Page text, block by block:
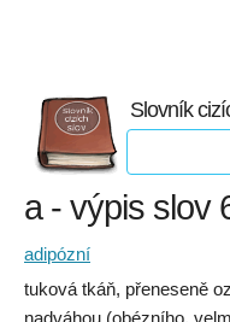
Slovník
a - výpis slov
adipózní
tuková tkáň, přeneseně
nadváhou (obézního,